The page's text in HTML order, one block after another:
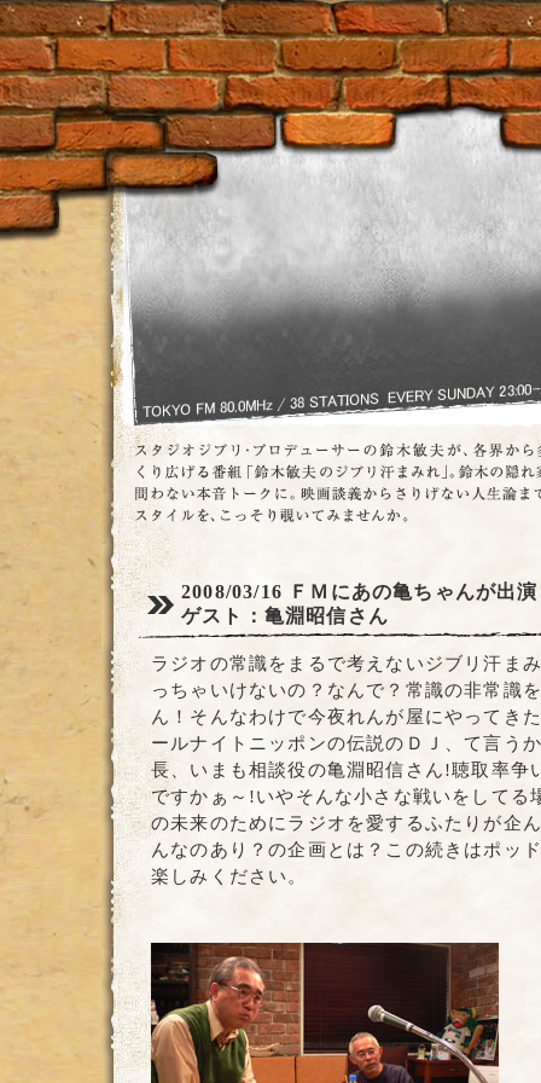
2008/03/16 ＦＭにあの亀ちゃんが出
ゲスト：亀淵昭信さん
ラジオの常識をまるで考えないジブリ汗ま
っちゃいけないの？なんで？常識の非常識
ん！そんなわけで今夜れんが屋にやってき
ールナイトニッポンの伝説のＤＪ、て言う
長、いまも相談役の亀淵昭信さん!聴取率争
ですかぁ～!いやそんな小さな戦いをしてる
の未来のためにラジオを愛するふたりが企
んなのあり？の企画とは？この続きはポッ
楽しみください。